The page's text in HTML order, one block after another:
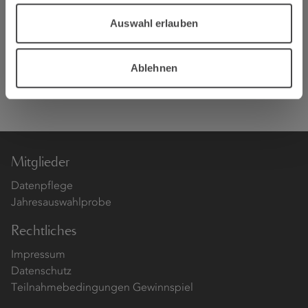
Auswahl erlauben
Ablehnen
Buchhandlungen, Souvenirläden und weitere
Wiederverkäufer erhalten den Kalender je nach
Abnahmemenge zu günstigeren Konditionen.
info(at)weinland-mosel.deoder per Fax unter 0651 71028
20 erbeten. Telefonische Auskünfte unter 0651 710280.
Mitglieder
Datenpflege
Jahresauswahlprobe
Rechtliches
Impressum
Datenschutz
Teilnahmebedingungen Gewinnspiel